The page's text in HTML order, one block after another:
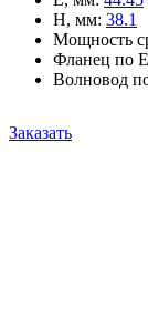
H, мм: 38.1
Мощность
Фланец по
Волновод
Заказать